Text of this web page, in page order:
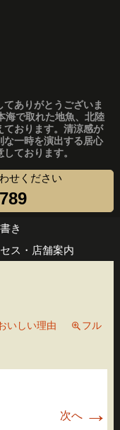
ありがとうございま
海で取れた地魚、北陸
おります。清涼感が
一時を演出する居心
ております。
せください
き
ス・店舗案内
いしい理由
フル
次へ →